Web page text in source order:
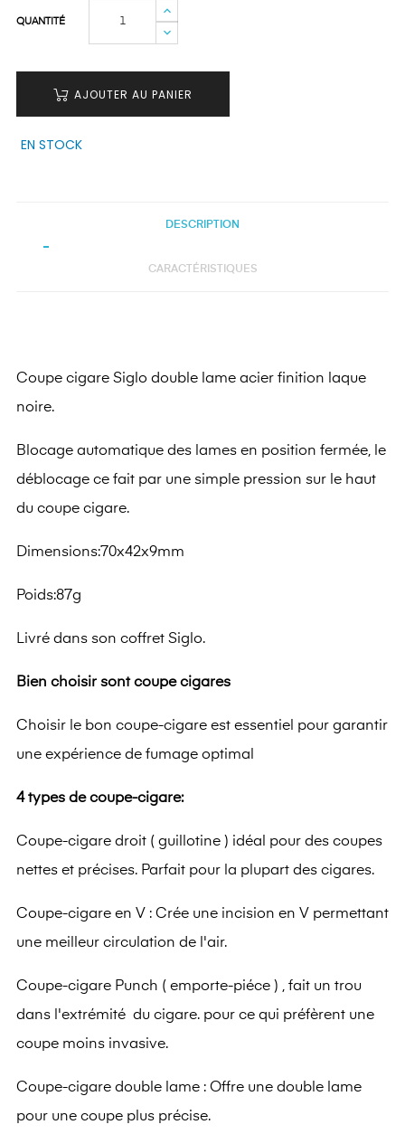
QUANTITÉ
AJOUTER AU PANIER
EN STOCK
DESCRIPTION
CARACTÉRISTIQUES
Coupe cigare Siglo double lame acier finition laque
noire.
Blocage automatique des lames en position fermée, le
déblocage ce fait par une simple pression sur le haut
du coupe cigare.
Dimensions:70x42x9mm
Poids:87g
Livré dans son coffret Siglo.
Bien choisir sont coupe cigares
Choisir le bon coupe-cigare est essentiel pour garantir
une expérience de fumage optimal
4 types de coupe-cigare:
Coupe-cigare droit ( guillotine ) idéal pour des coupes
nettes et précises. Parfait pour la plupart des cigares.
Coupe-cigare en V : Crée une incision en V permettant
une meilleur circulation de l'air.
Coupe-cigare Punch ( emporte-piéce ) , fait un trou
dans l'extrémité du cigare. pour ce qui préfèrent une
coupe moins invasive.
Coupe-cigare double lame : Offre une double lame
pour une coupe plus précise.